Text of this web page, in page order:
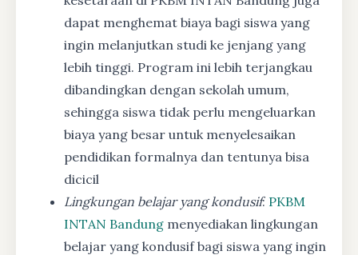
dapat menghemat biaya bagi siswa yang
ingin melanjutkan studi ke jenjang yang
lebih tinggi. Program ini lebih terjangkau
dibandingkan dengan sekolah umum,
sehingga siswa tidak perlu mengeluarkan
biaya yang besar untuk menyelesaikan
pendidikan formalnya dan tentunya bisa
dicicil
Lingkungan belajar yang kondusif: PKBM
INTAN Bandung menyediakan lingkungan
belajar yang kondusif bagi siswa yang ingin